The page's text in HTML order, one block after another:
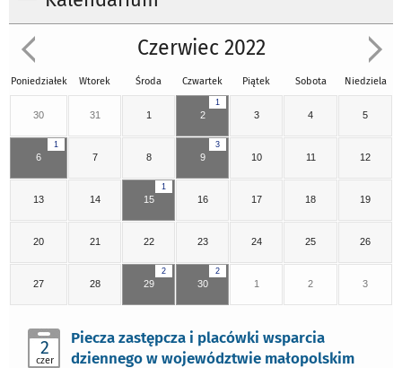
Czerwiec 2022
Poniedziałek Wtorek Środa Czwartek Piątek Sobota Niedziela
30 31 1
1
2 3 4 5
1
6 7 8
3
9 10 11 12
13 14
1
15 16 17 18 19
20 21 22 23 24 25 26
27 28
2
29
2
30 1 2 3
2
czer
Piecza zastępcza i placówki wsparcia
dziennego w województwie małopolskim